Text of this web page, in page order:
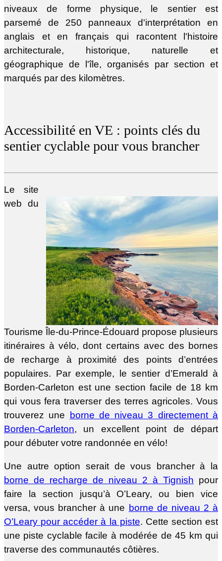
niveaux de forme physique, le sentier est
parsemé de 250 panneaux d'interprétation en
anglais et en français qui racontent l'histoire
architecturale, historique, naturelle et
géographique de l'île, organisés par section et
marqués par des kilomètres.
Accessibilité en VE : points clés du
sentier cyclable pour vous brancher
Le site
web du
Tourisme Île-du-Prince-Édouard propose plusieurs
itinéraires à vélo, dont certains avec des bornes
de recharge à proximité des points d’entrées
populaires. Par exemple, le sentier d’Emerald à
Borden-Carleton est une section facile de 18 km
qui vous fera traverser des terres agricoles. Vous
trouverez une borne de niveau 3 directement à
Borden-Carleton, un excellent point de départ
pour débuter votre randonnée en vélo!
Une autre option serait de vous brancher à la
borne de recharge de niveau 2 à Tignish pour
faire la section jusqu’à O’Leary, ou bien vice
versa, vous brancher à une borne de niveau 2 à
O’Leary pour accéder à la piste. Cette section est
une piste cyclable facile à modérée de 45 km qui
traverse des communautés côtières.